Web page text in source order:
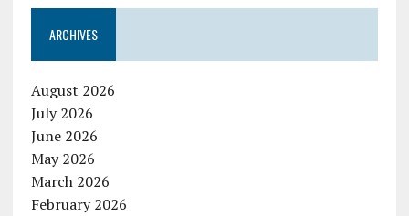
ARCHIVES
August 2026
July 2026
June 2026
May 2026
March 2026
February 2026